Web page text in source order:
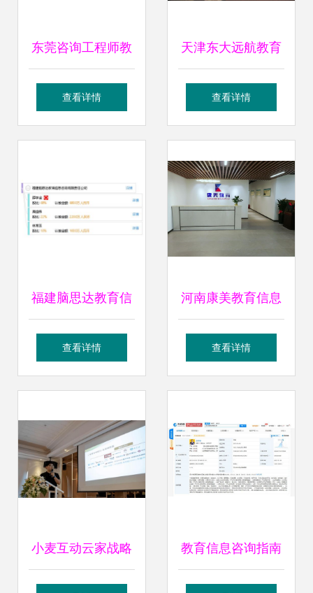
东莞咨询工程师教
育信息咨询指南
查看详情
天津东大远航教育
信息咨询 专业服务
查看详情
福建脑思达教育信
息咨询有限责任公
询服务引领者
查看详情
河南康美教育信息
咨询 开启专业教育
查看详情
小麦互动云家战略
落地，发布多款交
教育信息咨询指南